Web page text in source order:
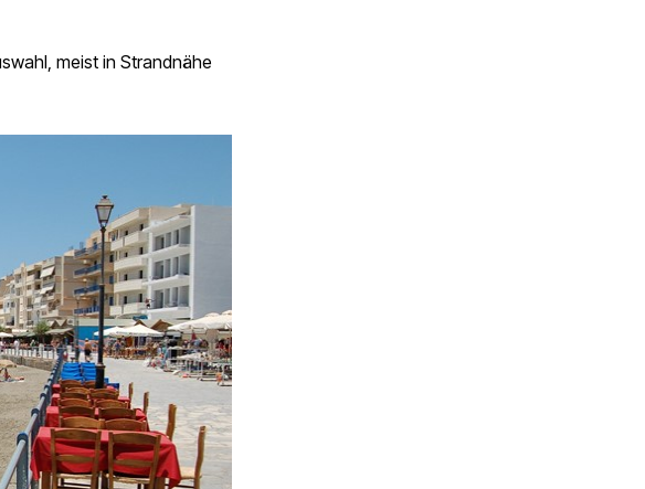
meist in Strandnähe